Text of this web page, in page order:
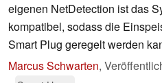
eigenen NetDetection ist das
kompatibel, sodass die
Smart Plug geregelt werden
Marcus Schwarten,